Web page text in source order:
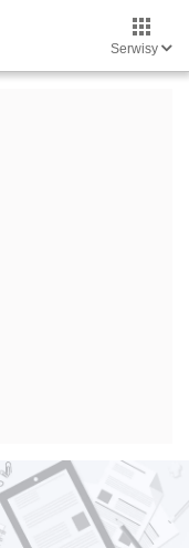
Serwisy